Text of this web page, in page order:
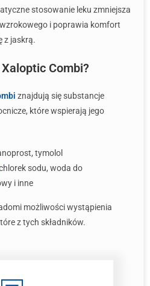
stosowanie leku zmniejsza
i poprawia komfort
z jaskrą.
Combi?
znajdują się substancje
które wspierają jego
tymolol
sodu, woda do
i inne
możliwości wystąpienia
z tych składników.